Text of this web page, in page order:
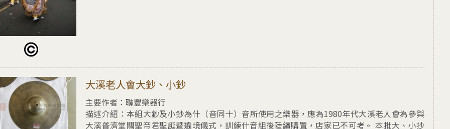
大溪老人會大鈔、小鈔大溪老人會大鈔、小鈔
主要作者：聯豐樂器行
描述介紹： 本組大鈔及小鈔為什（音同十）音所使用之樂器，應為1980年代大溪老人會為參與
大溪普濟堂關聖帝君聖誕暨遶境儀式，訓練什音組後陸續購置，店家已不可考。 本批大、小抄